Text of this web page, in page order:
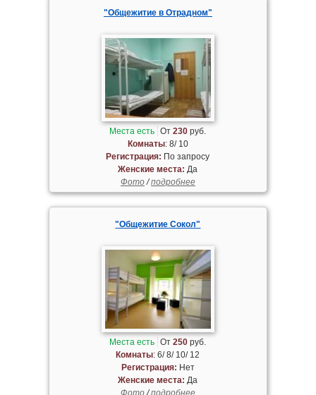
"Общежитие в Отрадном"
Места есть От230 руб.
Комнаты: 8/ 10
Регистрация: По запросу
Женские места: Да
Фото/подробнее
"Общежитие Сокол"
Места есть От250 руб.
Комнаты: 6/ 8/ 10/ 12
Регистрация: Нет
Женские места: Да
Фото/подробнее